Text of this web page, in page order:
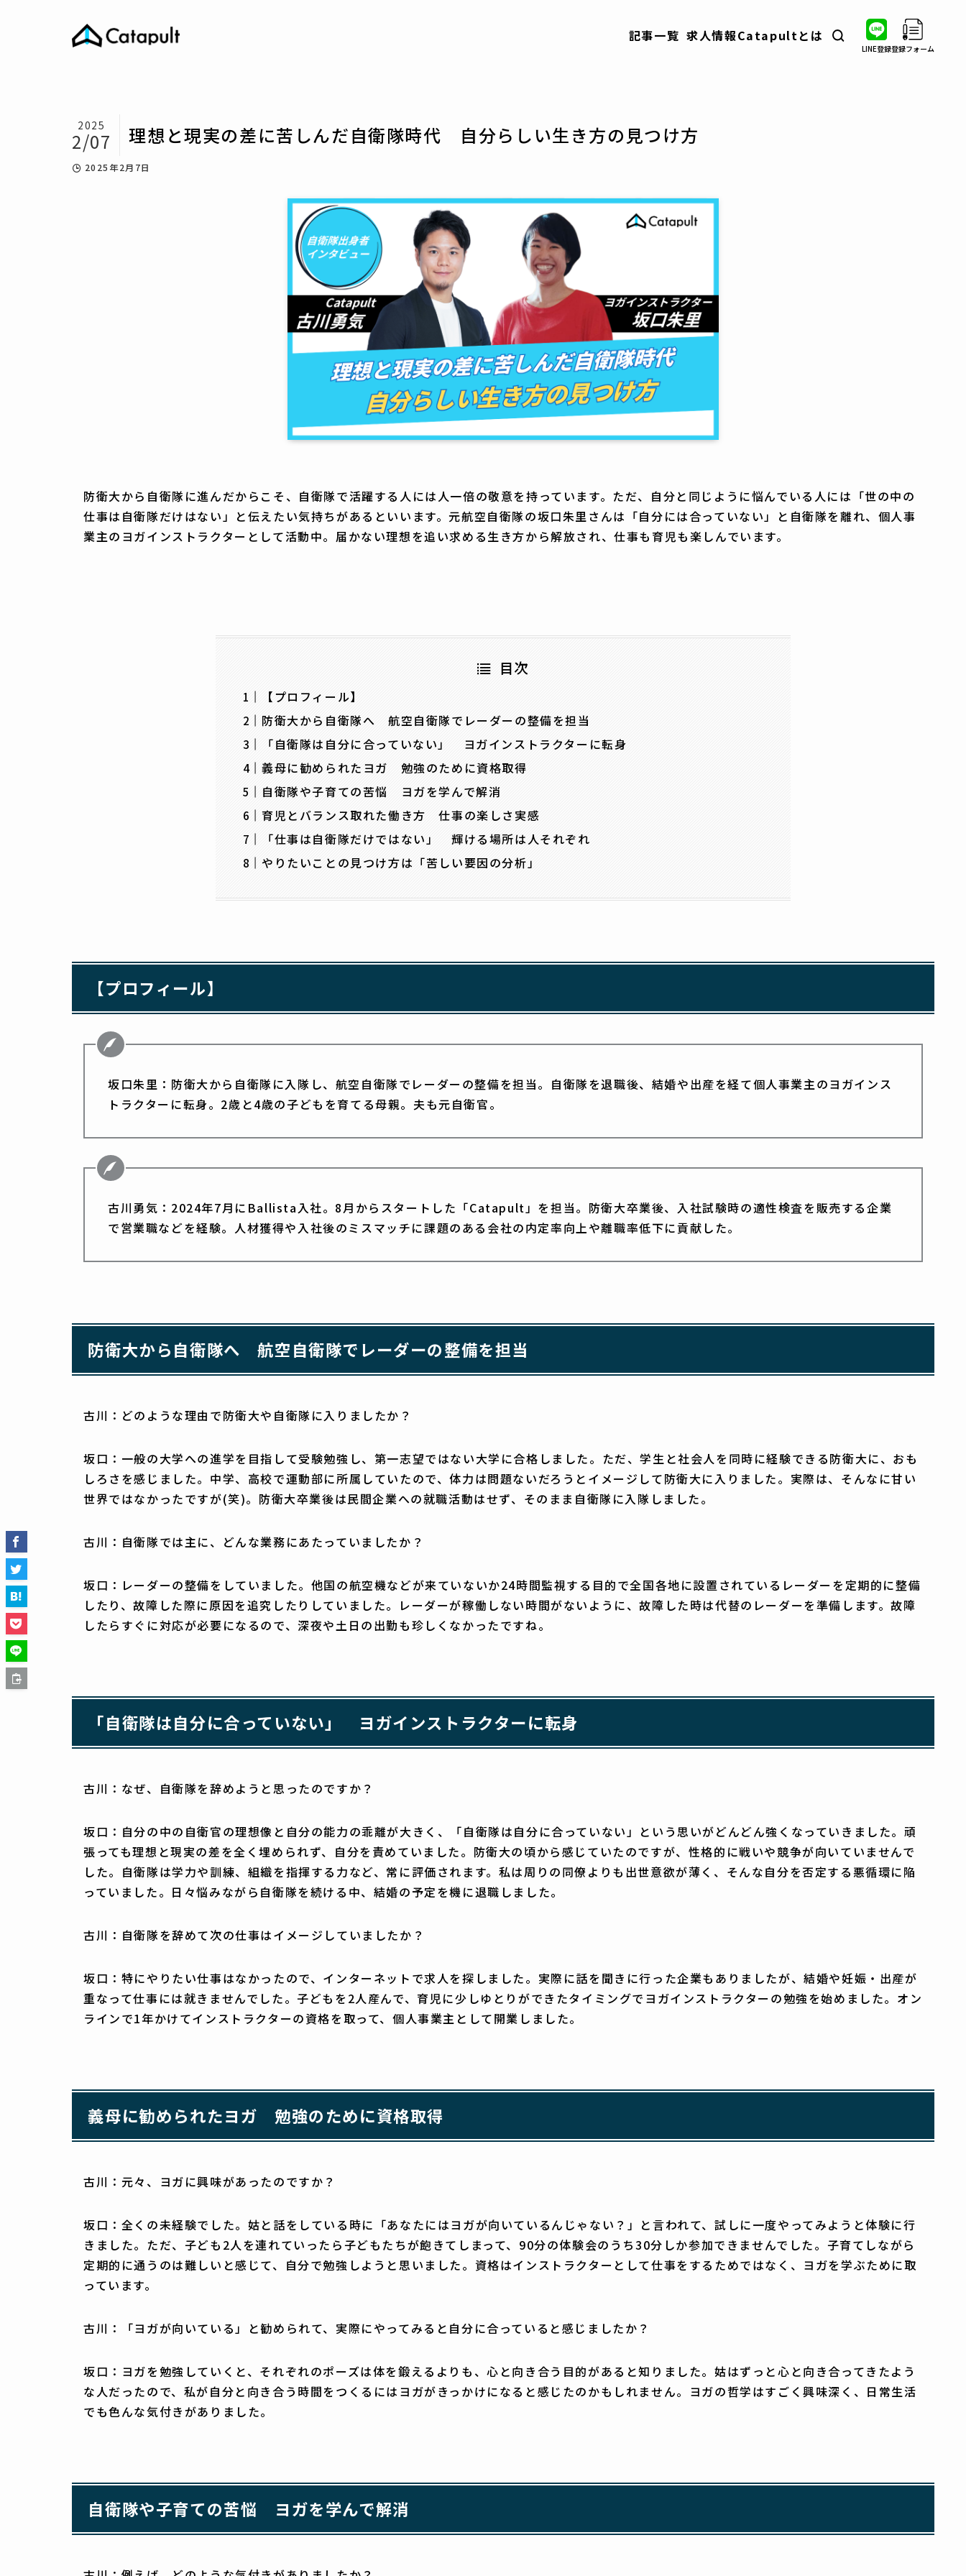
記事一覧
コラム
求人情報Catapultとは
LINE登録登録フォーム
理想と現実の差に苦しんだ自衛隊時代 自分らしい生き方の見つけ方
2025
2/07
2025年2月7日
防衛大から自衛隊に進んだからこそ、自衛隊で活躍する人には人一倍の敬意を持っています。ただ、自分と同じように悩んでいる人には「世の中の
仕事は自衛隊だけはない」と伝えたい気持ちがあるといいます。元航空自衛隊の坂口朱里さんは「自分には合っていない」と自衛隊を離れ、個人事
業主のヨガインストラクターとして活動中。届かない理想を追い求める生き方から解放され、仕事も育児も楽しんでいます。
目次
【プロフィール】
防衛大から自衛隊へ 航空自衛隊でレーダーの整備を担当
「自衛隊は自分に合っていない」 ヨガインストラクターに転身
義母に勧められたヨガ 勉強のために資格取得
自衛隊や子育ての苦悩 ヨガを学んで解消
育児とバランス取れた働き方 仕事の楽しさ実感
「仕事は自衛隊だけではない」 輝ける場所は人それぞれ
やりたいことの見つけ方は「苦しい要因の分析」
【プロフィール】
坂口朱里：防衛大から自衛隊に入隊し、航空自衛隊でレーダーの整備を担当。自衛隊を退職後、結婚や出産を経て個人事業主のヨガインス
トラクターに転身。2歳と4歳の子どもを育てる母親。夫も元自衛官。
古川勇気：2024年7月にBallista入社。8月からスタートした「Catapult」を担当。防衛大卒業後、入社試験時の適性検査を販売する企業
で営業職などを経験。人材獲得や入社後のミスマッチに課題のある会社の内定率向上や離職率低下に貢献した。
防衛大から自衛隊へ 航空自衛隊でレーダーの整備を担当
古川：どのような理由で防衛大や自衛隊に入りましたか？
坂口：一般の大学への進学を目指して受験勉強し、第一志望ではない大学に合格しました。ただ、学生と社会人を同時に経験できる防衛大に、おも
しろさを感じました。中学、高校で運動部に所属していたので、体力は問題ないだろうとイメージして防衛大に入りました。実際は、そんなに甘い
世界ではなかったですが(笑)。防衛大卒業後は民間企業への就職活動はせず、そのまま自衛隊に入隊しました。
古川：自衛隊では主に、どんな業務にあたっていましたか？
坂口：レーダーの整備をしていました。他国の航空機などが来ていないか24時間監視する目的で全国各地に設置されているレーダーを定期的に整備
したり、故障した際に原因を追究したりしていました。レーダーが稼働しない時間がないように、故障した時は代替のレーダーを準備します。故障
したらすぐに対応が必要になるので、深夜や土日の出勤も珍しくなかったですね。
「自衛隊は自分に合っていない」 ヨガインストラクターに転身
古川：なぜ、自衛隊を辞めようと思ったのですか？
坂口：自分の中の自衛官の理想像と自分の能力の乖離が大きく、「自衛隊は自分に合っていない」という思いがどんどん強くなっていきました。頑
張っても理想と現実の差を全く埋められず、自分を責めていました。防衛大の頃から感じていたのですが、性格的に戦いや競争が向いていませんで
した。自衛隊は学力や訓練、組織を指揮する力など、常に評価されます。私は周りの同僚よりも出世意欲が薄く、そんな自分を否定する悪循環に陥
っていました。日々悩みながら自衛隊を続ける中、結婚の予定を機に退職しました。
古川：自衛隊を辞めて次の仕事はイメージしていましたか？
坂口：特にやりたい仕事はなかったので、インターネットで求人を探しました。実際に話を聞きに行った企業もありましたが、結婚や妊娠・出産が
重なって仕事には就きませんでした。子どもを2人産んで、育児に少しゆとりができたタイミングでヨガインストラクターの勉強を始めました。オン
ラインで1年かけてインストラクターの資格を取って、個人事業主として開業しました。
義母に勧められたヨガ 勉強のために資格取得
古川：元々、ヨガに興味があったのですか？
坂口：全くの未経験でした。姑と話をしている時に「あなたにはヨガが向いているんじゃない？」と言われて、試しに一度やってみようと体験に行
きました。ただ、子ども2人を連れていったら子どもたちが飽きてしまって、90分の体験会のうち30分しか参加できませんでした。子育てしながら
定期的に通うのは難しいと感じて、自分で勉強しようと思いました。資格はインストラクターとして仕事をするためではなく、ヨガを学ぶために取
っています。
古川：「ヨガが向いている」と勧められて、実際にやってみると自分に合っていると感じましたか？
坂口：ヨガを勉強していくと、それぞれのポーズは体を鍛えるよりも、心と向き合う目的があると知りました。姑はずっと心と向き合ってきたよう
な人だったので、私が自分と向き合う時間をつくるにはヨガがきっかけになると感じたのかもしれません。ヨガの哲学はすごく興味深く、日常生活
でも色んな気付きがありました。
自衛隊や子育ての苦悩 ヨガを学んで解消